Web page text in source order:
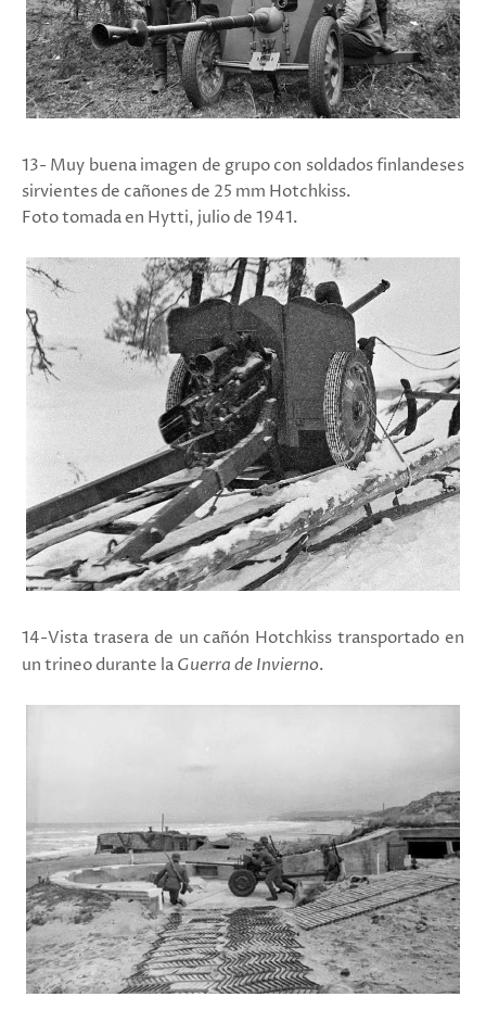
13- Muy buena imagen de grupo con soldados finlandeses
sirvientes de cañones de 25 mm Hotchkiss.
Foto tomada en Hytti, julio de 1941.
14-Vista trasera de un cañón Hotchkiss transportado en
un trineo durante la Guerra de Invierno.